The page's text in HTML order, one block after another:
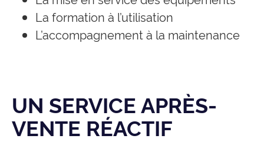
La formation à l’utilisation
L’accompagnement à la maintenance
UN SERVICE APRÈS-
VENTE RÉACTIF